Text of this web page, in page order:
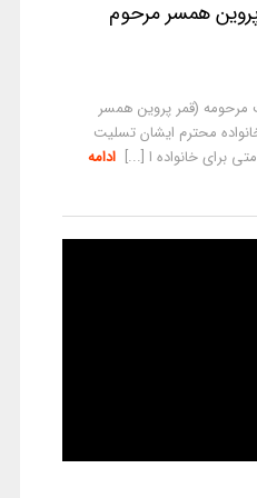
همسر مرحوم
(قمر پروین همسر
محترم ایشان تسلیت
برای خانواده ا [...] ادامه